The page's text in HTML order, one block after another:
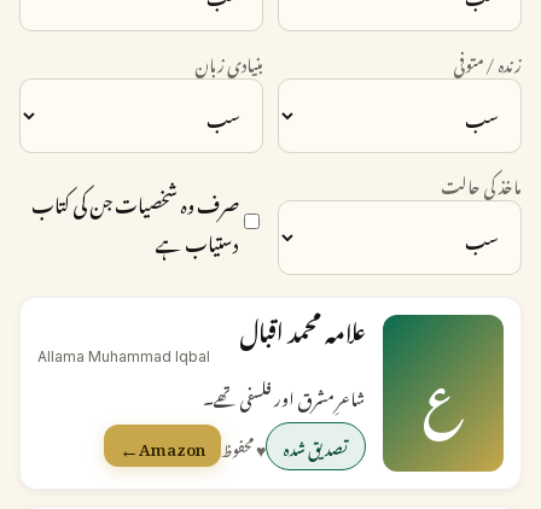
زندہ / متوفی بنیادی زبان
ماخذ کی حالت
صرف وہ شخصیات جن کی کتاب
دستیاب ہے
ع
علامہ محمد اقبال
Allama Muhammad Iqbal
شاعرِ مشرق اور فلسفی تھے۔
تصدیق شدہ ♥ محفوظ Amazon
←